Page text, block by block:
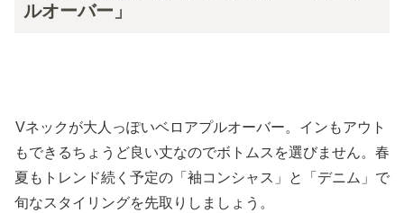
ルオーバー」
Vネックが大人っぽいベロアプルオーバー。インもアウト
もできるちょうど良い丈なのでボトムスを選びません。春
夏もトレンド続く予定の「袖コンシャス」と「デニム」で
旬なスタイリングを先取りしましょう。